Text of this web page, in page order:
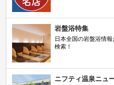
岩盤浴特集
日本全国の岩盤浴情
検索！
ニフティ温泉ニュ